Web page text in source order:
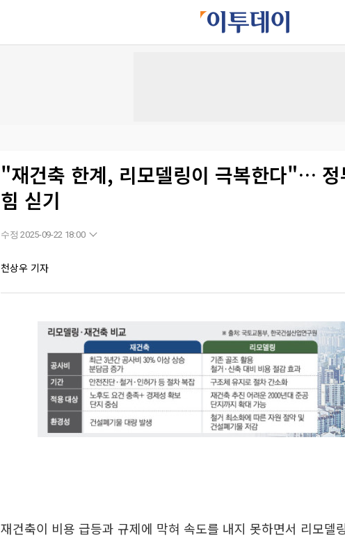
"재건축 한계, 리모델링이 극복한다"… 정
힘 싣기
수정 2025-09-22 18:00
천상우 기자
재건축이 비용 급등과 규제에 막혀 속도를 내지 못하면서 리모델